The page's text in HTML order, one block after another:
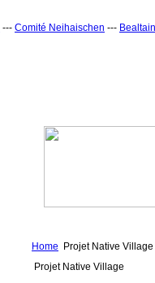
--- Comité Neihaischen ---
Home
Projet Native Village
Projet Native Village